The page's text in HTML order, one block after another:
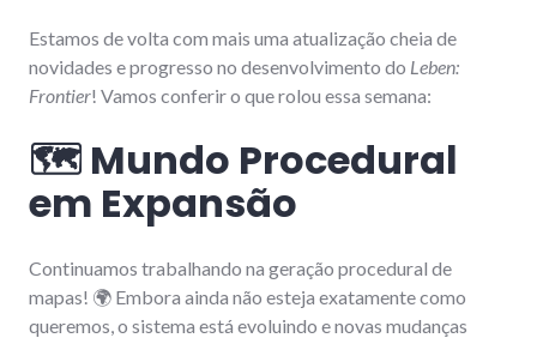
Estamos de volta com mais uma atualização cheia de
novidades e progresso no desenvolvimento do Leben:
Frontier! Vamos conferir o que rolou essa semana:
🗺️ Mundo Procedural
em Expansão
Continuamos trabalhando na geração procedural de
mapas! 🌍 Embora ainda não esteja exatamente como
queremos, o sistema está evoluindo e novas mudanças